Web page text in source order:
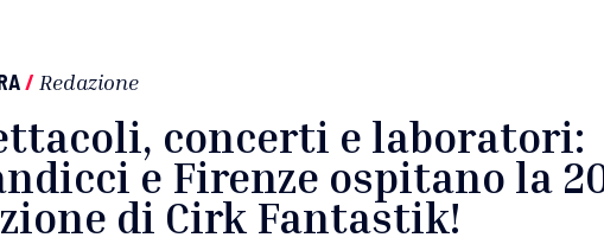
/ Redazione
concerti e laboratori:
e Firenze ospitano la
di Cirk Fantastik!